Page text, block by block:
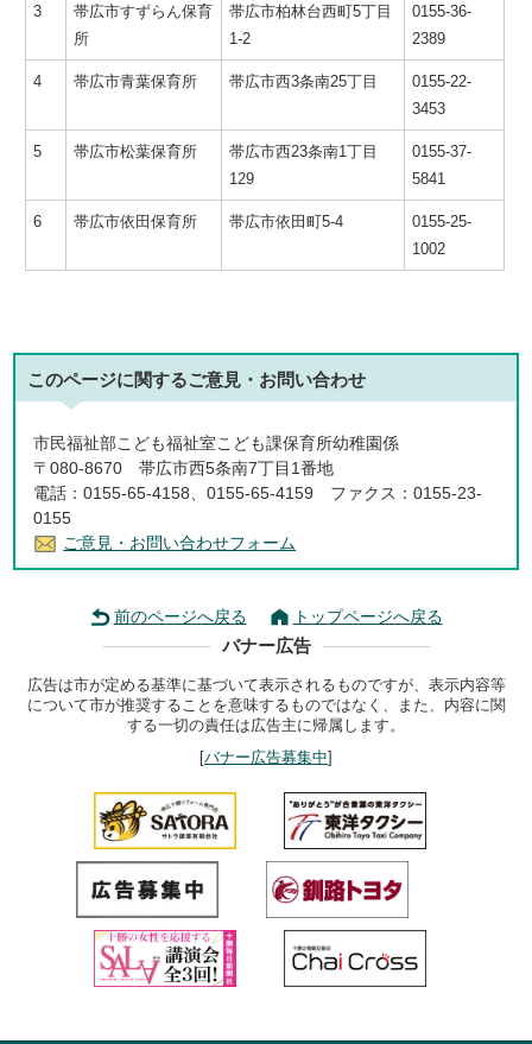
3
帯広市すずらん保育
所
帯広市柏林台西町5丁目
1-2
0155-36-
2389
4 帯広市青葉保育所 帯広市西3条南25丁目
0155-22-
3453
5 帯広市松葉保育所
帯広市西23条南1丁目
129
0155-37-
5841
6 帯広市依田保育所 帯広市依田町5-4
0155-25-
1002
このページに関するご意見・お問い合わせ
市民福祉部こども福祉室こども課保育所幼稚園係
〒080-8670 帯広市西5条南7丁目1番地
電話：0155-65-4158、0155-65-4159 ファクス：0155-23-
0155
ご意見・お問い合わせフォーム
前のページへ戻る トップページへ戻る
バナー広告
広告は市が定める基準に基づいて表示されるものですが、表示内容等
について市が推奨することを意味するものではなく、また、内容に関
する一切の責任は広告主に帰属します。
[バナー広告募集中]